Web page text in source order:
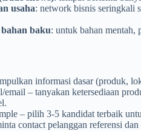
usaha: network bisnis seringkali
baku: untuk bahan mentah,
informasi dasar (produk,
email – tanyakan ketersediaan
– pilih 3-5 kandidat terbaik
contact pelanggan referensi